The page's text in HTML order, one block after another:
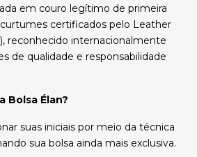
em couro legítimo de primeira
certificados pelo Leather
reconhecido internacionalmente
de qualidade e responsabilidade
Bolsa Élan?
suas iniciais por meio da técnica
sua bolsa ainda mais exclusiva.